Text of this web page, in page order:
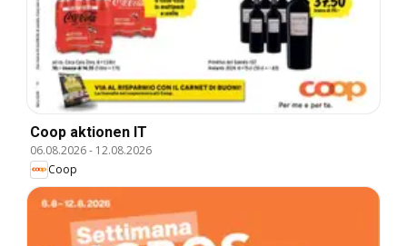
Coop aktionen IT
06.08.2026- 12.08.2026
Coop